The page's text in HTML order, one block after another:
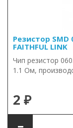
Резистор SMD
FAITHFUL LINK
Чип резистор
1.1 Ом,
2 ₽